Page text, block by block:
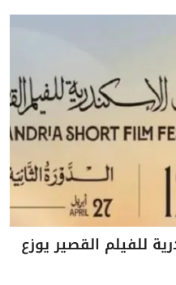
للفيلم القصير يوزع